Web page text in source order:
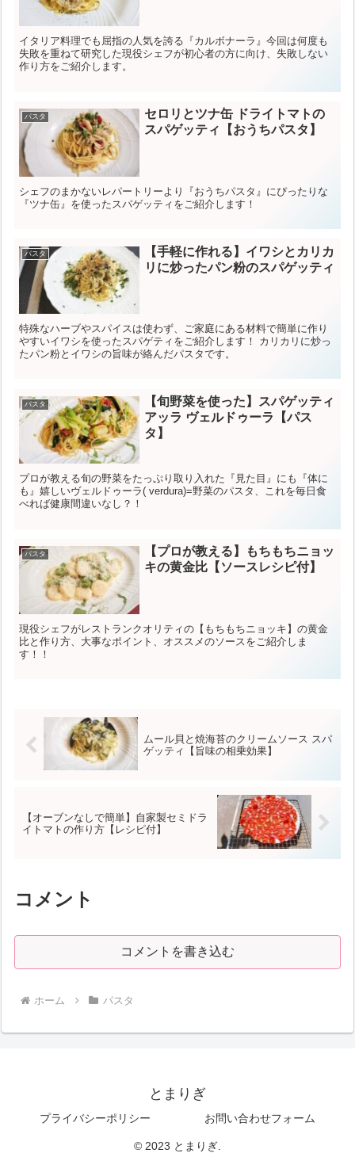
イタリア料理でも屈指の人気を誇る『カルボナーラ』今回は何度も
失敗を重ねて研究した現役シェフが初心者の方に向け、失敗しない
作り方をご紹介します。
パスタ
セロリとツナ缶 ドライトマトの
スパゲッティ【おうちパスタ】
シェフのまかないレパートリーより『おうちパスタ』にぴったりな
『ツナ缶』を使ったスパゲッティをご紹介します！
パスタ
【手軽に作れる】イワシとカリカ
リに炒ったパン粉のスパゲッティ
特殊なハーブやスパイスは使わず、ご家庭にある材料で簡単に作り
やすいイワシを使ったスパゲティをご紹介します！ カリカリに炒っ
たパン粉とイワシの旨味が絡んだパスタです。
パスタ
【旬野菜を使った】スパゲッティ
アッラ ヴェルドゥーラ【パス
タ】
プロが教える旬の野菜をたっぷり取り入れた『見た目』にも『体に
も』嬉しいヴェルドゥーラ( verdura)=野菜のパスタ、これを毎日食
べれば健康間違いなし？！
パスタ
【プロが教える】もちもちニョッ
キの黄金比【ソースレシピ付】
現役シェフがレストランクオリティの【もちもちニョッキ】の黄金
比と作り方、大事なポイント、オススメのソースをご紹介しま
す！！
ムール貝と焼海苔のクリームソース スパ
ゲッティ【旨味の相乗効果】
【オーブンなしで簡単】自家製セミドラ
イトマトの作り方【レシピ付】
コメント
コメントを書き込む
ホーム パスタ
とまりぎ
プライバシーポリシー お問い合わせフォーム
© 2023 とまりぎ.